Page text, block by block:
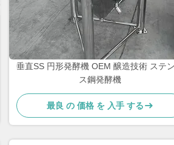
垂直SS 円形発酵機 OEM 醸造技術 ステ
ス鋼発酵機
最良 の 価格 を 入手 する